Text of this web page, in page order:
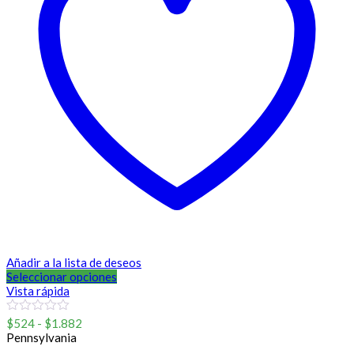
Añadir a la lista de deseos
Seleccionar opciones
Vista rápida
0
out
of
$524 - $1.882
Pennsylvania